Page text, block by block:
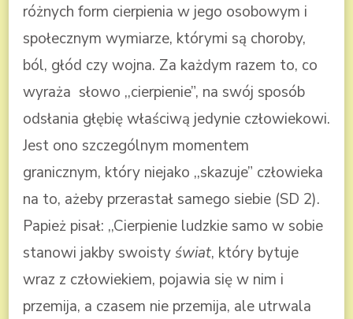
różnych form cierpienia w jego osobowym i
społecznym wymiarze, którymi są choroby,
ból, głód czy wojna. Za każdym razem to, co
wyraża słowo ,,cierpienie”, na swój sposób
odsłania głębię właściwą jedynie człowiekowi.
Jest ono szczególnym momentem
granicznym, który niejako ,,skazuje” człowieka
na to, ażeby przerastał samego siebie (SD 2).
Papież pisał: ,,Cierpienie ludzkie samo w sobie
stanowi jakby swoistyświat, który bytuje
wraz z człowiekiem, pojawia się w nim i
przemija, a czasem nie przemija, ale utrwala